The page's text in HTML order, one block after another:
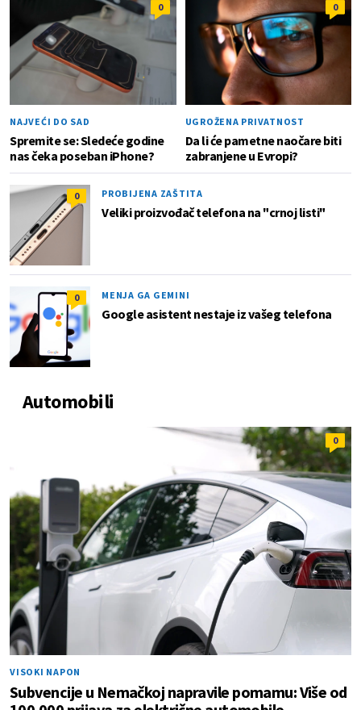
0
NAJVEĆI DO SAD
Spremite se: Sledeće godine
nas čeka poseban iPhone?
0
UGROŽENA PRIVATNOST
Da li će pametne naočare biti
zabranjene u Evropi?
0 PROBIJENA ZAŠTITA
Veliki proizvođač telefona na "crnoj listi"
0 MENJA GA GEMINI
Google asistent nestaje iz vašeg telefona
Automobili
0
VISOKI NAPON
Subvencije u Nemačkoj napravile pomamu: Više od